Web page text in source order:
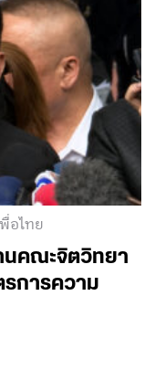
อไทย
นคณะจิตวิทยา
การความ